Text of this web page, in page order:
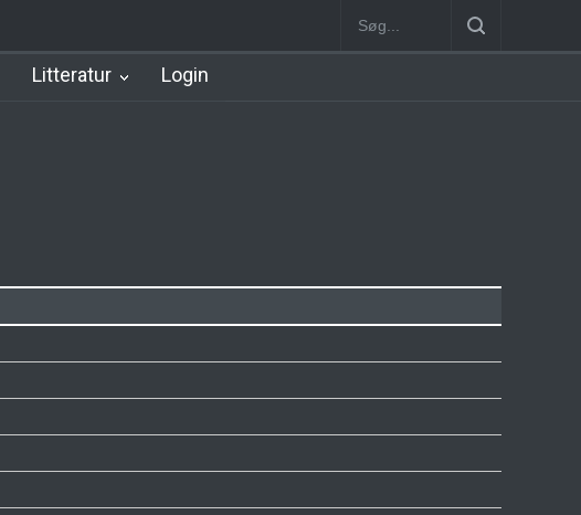
Nørrebro B Station [1886-1930] Nørrebro A Station
Litteratur Login